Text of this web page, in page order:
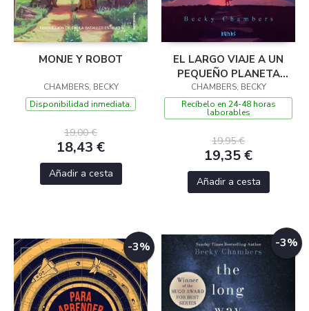
MONJE Y ROBOT
CHAMBERS, BECKY
Disponibilidad inmediata.
19,00 €
18,43 €
Añadir a cesta
EL LARGO VIAJE A UN
PEQUEÑO PLANETA
IRACUNDO
CHAMBERS, BECKY
Recíbelo en 24-48 horas
laborables
19,95 €
19,35 €
Añadir a cesta
-3% -3%